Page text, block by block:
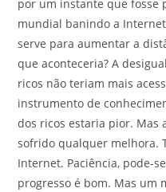
por um instante que fosse
mundial banindo a
serve para aumentar a
que aconteceria? A
ricos não teriam mais
instrumento de
dos ricos estaria pior. Mas
sofrido qualquer melhora.
Internet. Paciência, pode-
progresso é bom. Mas um